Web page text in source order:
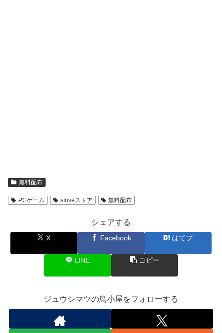
無料配布
PCゲーム stoveストア 無料配布
シェアする
X Facebook はてブ
LINE コピー
ジュウシマツの鳥小屋をフォローする